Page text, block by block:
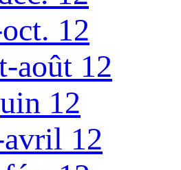
12
août 12
12
12